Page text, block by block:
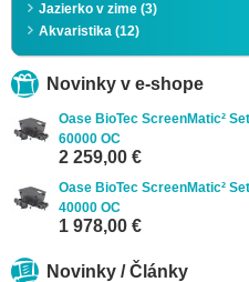
Jazierko v zime (3)
Akvaristika (12)
Novinky v e-shope
Oase BioTec ScreenMatic² Set
60000 OC
2 259,00 €
Oase BioTec ScreenMatic² Set
40000 OC
1 978,00 €
Novinky / Články